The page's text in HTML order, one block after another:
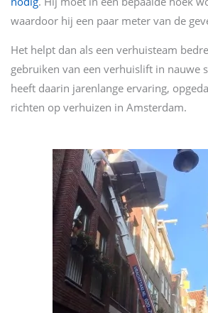
waardoor hij een paar meter van de
Het helpt dan als een verhuisteam
gebruiken van een verhuislift in nauwe
heeft daarin jarenlange ervaring,
richten op verhuizen in Amsterdam.